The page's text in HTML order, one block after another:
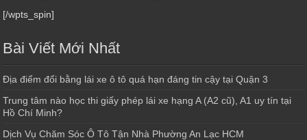
[/wpts_spin]
Bài Viết Mới Nhất
Địa điểm đổi bằng lái xe ô tô quá hạn đáng tin cậy tại Quận 3
Trung tâm nào học thi giấy phép lái xe hạng A (A2 cũ), A1 uy tín tại
Hồ Chí Minh?
Dịch Vụ Chăm Sóc Ô Tô Tận Nhà Phường An Lạc HCM